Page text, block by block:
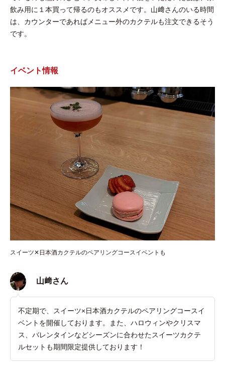
飲み用に１本買って帰るのもオススメです。山﨑さんのいる時間
は、カウンターであればメニュー外のカクテルも注文できるそう
です。
イベント情報
スイーツ✕日本酒カクテルのペアリングコースイベントも
山﨑さん
不定期で、スイーツ×日本酒カクテルのペアリングコースイ
ベントを開催しております。また、ハロウィンやクリスマ
ス、バレンタインなどシーズンに合わせたスイーツカクテ
ルセットも期間限定提供しております！